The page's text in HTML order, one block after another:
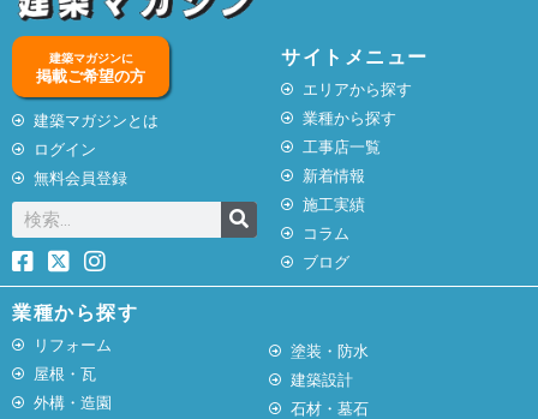
建築マガジンに
掲載ご希望の方
建築マガジンとは
ログイン
無料会員登録
サイトメニュー
エリアから探す
業種から探す
工事店一覧
新着情報
施工実績
コラム
ブログ
業種から探す
リフォーム
屋根・瓦
外構・造園
塗装・防水
建築設計
石材・墓石